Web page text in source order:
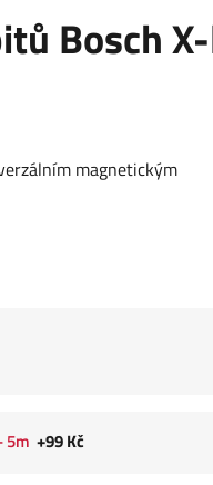
Bosch
magnetickým
5m +99 Kč